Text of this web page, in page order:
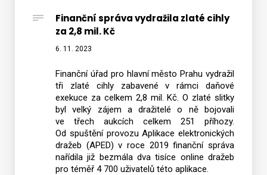
Finanční správa vydražila zlaté cihly
za 2,8 mil. Kč
6. 11. 2023
Finanční úřad pro hlavní město Prahu vydražil
tři zlaté cihly zabavené v rámci daňové
exekuce za celkem 2,8 mil. Kč. O zlaté slitky
byl velký zájem a dražitelé o ně bojovali
ve třech aukcích celkem 251 příhozy.
Od spuštění provozu Aplikace elektronických
dražeb (APED) v roce 2019 finanční správa
nařídila již bezmála dva tisíce online dražeb
pro téměř 4 700 uživatelů této aplikace.